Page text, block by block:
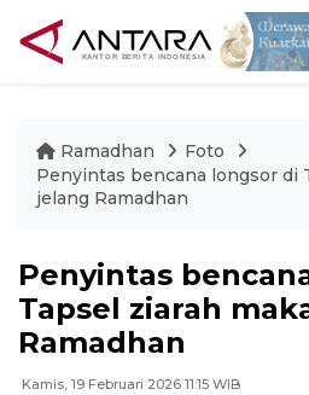
Ramadhan
Foto
Penyintas bencana longsor di
jelang Ramadhan
Penyintas
Tapsel ziarah
Ramadhan
Kamis, 19 Februari 2026 11:15 WIB